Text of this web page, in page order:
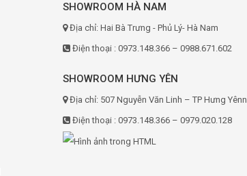
SHOWROOM HÀ NAM
Địa chỉ: Hai Bà Trưng - Phủ Lý- Hà Nam
Điện thoại : 0973.148.366 – 0988.671.602
SHOWROOM HƯNG YÊN
Địa chỉ: 507 Nguyễn Văn Linh – TP Hưng Yênn
Điện thoại : 0973.148.366 – 0979.020.128